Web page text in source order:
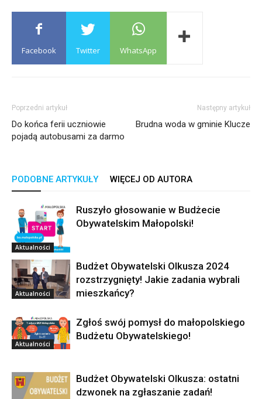
Facebook Twitter WhatsApp
Poprzedni artykuł
Do końca ferii uczniowie
pojadą autobusami za darmo
Następny artykuł
Brudna woda w gminie Klucze
PODOBNE ARTYKUŁY WIĘCEJ OD AUTORA
Aktualności
Ruszyło głosowanie w Budżecie
Obywatelskim Małopolski!
Aktualności
Budżet Obywatelski Olkusza 2024
rozstrzygnięty! Jakie zadania wybrali
mieszkańcy?
Aktualności
Zgłoś swój pomysł do małopolskiego
Budżetu Obywatelskiego!
Budżet Obywatelski Olkusza: ostatni
dzwonek na zgłaszanie zadań!